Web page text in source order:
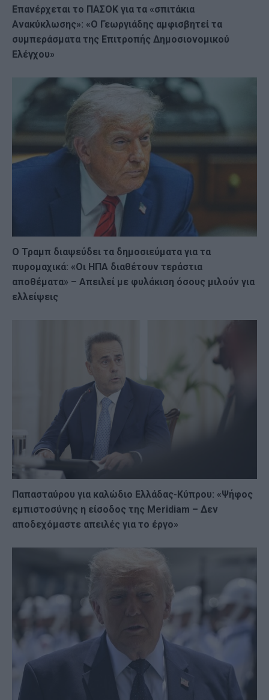
Επανέρχεται το ΠΑΣΟΚ για τα «σπιτάκια
Ανακύκλωσης»: «Ο Γεωργιάδης αμφισβητεί τα
συμπεράσματα της Επιτροπής Δημοσιονομικού
Ελέγχου»
Ο Τραμπ διαψεύδει τα δημοσιεύματα για τα
πυρομαχικά: «Οι ΗΠΑ διαθέτουν τεράστια
αποθέματα» – Απειλεί με φυλάκιση όσους μιλούν για
ελλείψεις
Παπασταύρου για καλώδιο Ελλάδας-Κύπρου: «Ψήφος
εμπιστοσύνης η είσοδος της Meridiam – Δεν
αποδεχόμαστε απειλές για το έργο»